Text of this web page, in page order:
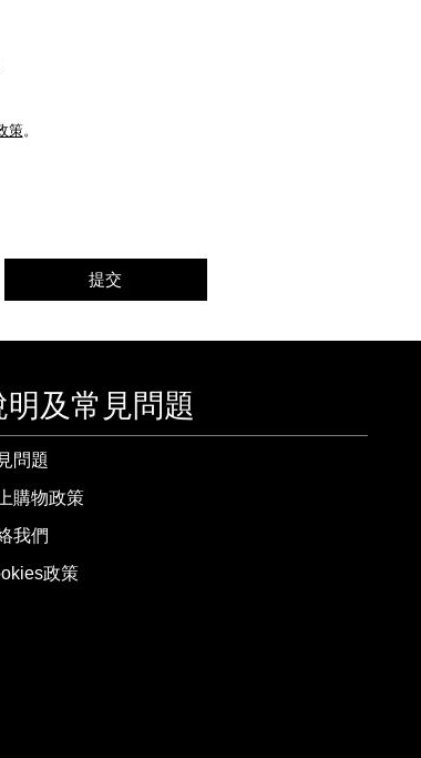
策。
提交
明及常見問題
問題
購物政策
我們
政策